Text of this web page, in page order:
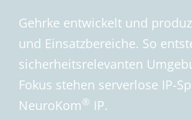
Gehrke entwickelt und
und Einsatzbereiche. So
sicherheitsrelevanten
Fokus stehen serverlose IP-
NeuroKom® IP.